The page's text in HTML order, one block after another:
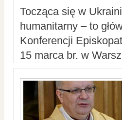
Tocząca się w
humanitarny – to
Konferencji
15 marca br. w